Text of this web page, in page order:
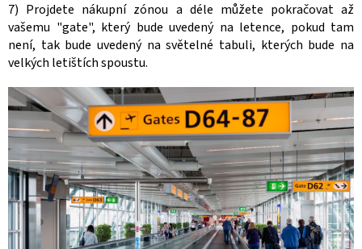
7) Projdete nákupní zónou a déle můžete pokračovat až
vašemu "gate", který bude uvedený na letence, pokud tam
není, tak bude uvedený na světelné tabuli, kterých bude na
velkých letištích spoustu.